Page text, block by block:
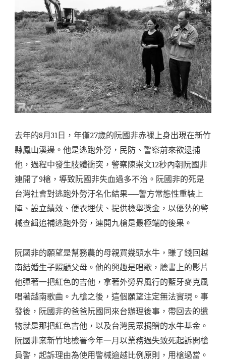
去年的8月31日，年僅27歲的阮國非赤裸上身出現在新竹
縣鳳山溪邊。他是逃跑外勞，民防、警察前來欲逮捕
他，過程中發生肢體衝突，警察陳崇文12秒內朝阮國非
連開了9槍，導致阮國非失血過多不治。阮國非的死是
台灣社會對逃跑外勞汙名化結果──警方常態性重裝上
陣、設立績效、便衣埋伏、提供檢舉獎金，以優勢的警
械查緝追補逃跑外勞，連開九槍是最極端的後果。
阮國非的願望是幫務農的母親買幾頭水牛，賺了錢回越
南結婚生子照顧父母。他的興趣是唱歌，臉書上的影片
他彈著一把紅色的吉他，拿著外勞界風行的藍牙麥克風
唱著越南歌曲。九槍之後，這個願望注定無法實現。事
發後，阮國非的爸爸阮國同來台辦理後事，帶回去的遺
物就是那把紅色吉他，以及台灣民眾捐贈的水牛基金。
阮國非案新竹地檢署今年一月以業務過失致死起訴開槍
員警，起訴理由為使用警械逾越比例原則，用槍過當。